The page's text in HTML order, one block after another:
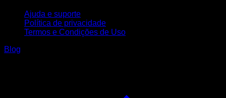
Ajuda e suporte
Política de privacidade
Termos e Condições de Uso
Blog